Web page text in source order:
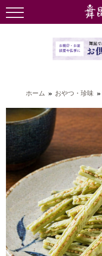
ホーム おやつ・珍味